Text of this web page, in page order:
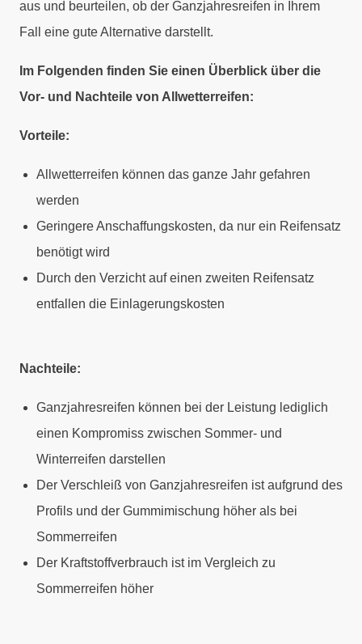
aus und beurteilen, ob der Ganzjahresreifen in Ihrem
Fall eine gute Alternative darstellt.
Im Folgenden finden Sie einen Überblick über die
Vor- und Nachteile von Allwetterreifen:
Vorteile:
Allwetterreifen können das ganze Jahr gefahren
werden
Geringere Anschaffungskosten, da nur ein Reifensatz
benötigt wird
Durch den Verzicht auf einen zweiten Reifensatz
entfallen die Einlagerungskosten
Nachteile:
Ganzjahresreifen können bei der Leistung lediglich
einen Kompromiss zwischen Sommer- und
Winterreifen darstellen
Der Verschleiß von Ganzjahresreifen ist aufgrund des
Profils und der Gummimischung höher als bei
Sommerreifen
Der Kraftstoffverbrauch ist im Vergleich zu
Sommerreifen höher